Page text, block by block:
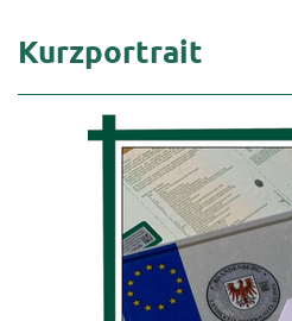
Kurz­por­trait